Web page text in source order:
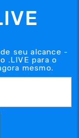
seu alcance -
.LIVE para o
mesmo.